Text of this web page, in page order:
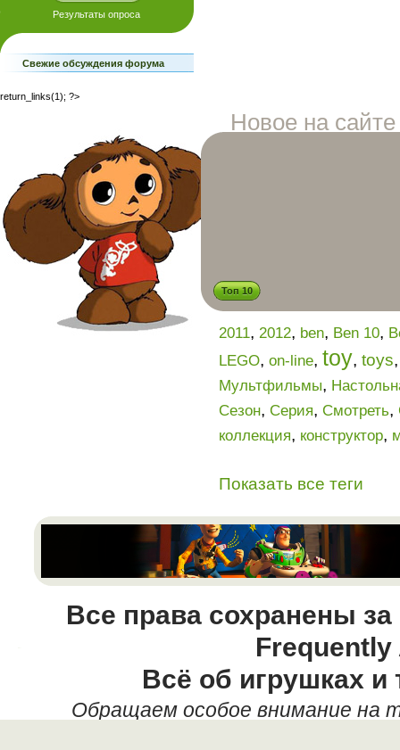
Свежие обсуждения форума
return_links(1); ?>
Новое на сайте
Топ 10
2011, 2012, ben, Ben 10,
LEGO, on-line, toy, toys
Мультфильмы,
Сезон, Серия, Смотреть,
коллекция, конструктор,
Показать все теги
Все права сохранены
Всё об игрушках и
Обращаем особое внимание на